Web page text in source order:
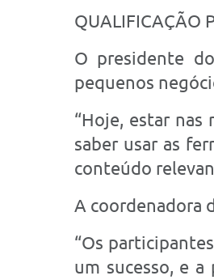
QUALIFICAÇÃO
O presidente
pequenos
“Hoje, estar nas
saber usar as
conteúdo
A coordenadora
“Os
um sucesso, e